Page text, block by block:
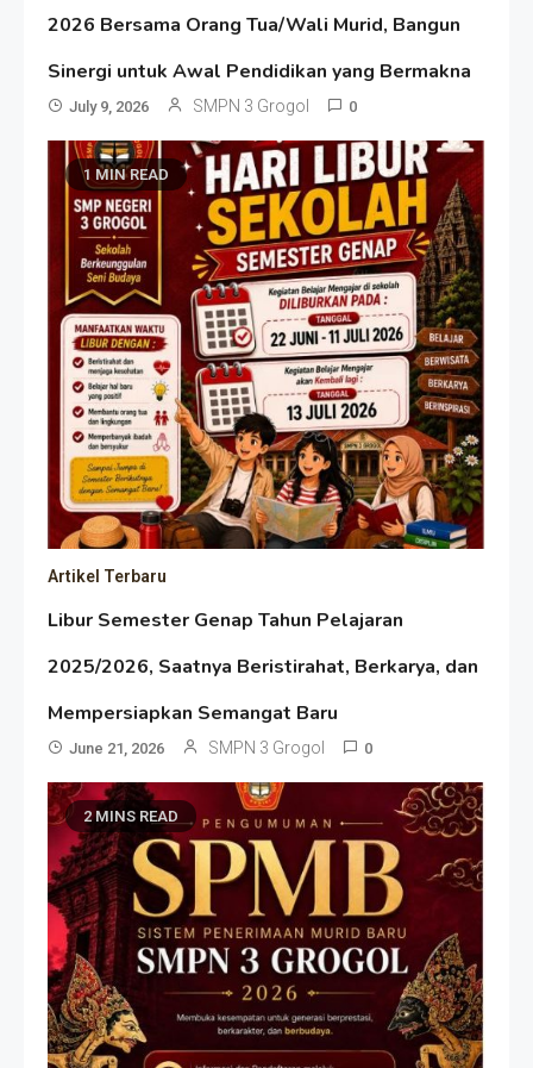
2026 Bersama Orang Tua/Wali Murid, Bangun
Sinergi untuk Awal Pendidikan yang Bermakna
July 9, 2026 SMPN 3 Grogol 0
1 MIN READ
Artikel Terbaru
Libur Semester Genap Tahun Pelajaran
2025/2026, Saatnya Beristirahat, Berkarya, dan
Mempersiapkan Semangat Baru
June 21, 2026 SMPN 3 Grogol 0
2 MINS READ